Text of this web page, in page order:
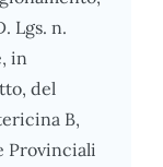
Lgs. n.
in
del
B,
Provinciali